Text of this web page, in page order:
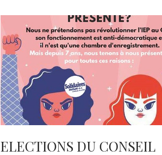
ELECTIONS DU CONSEIL